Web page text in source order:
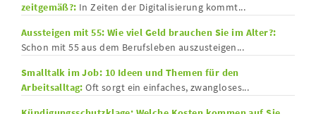
zeitgemäß?: In Zeiten der Digitalisierung kommt...
Aussteigen mit 55: Wie viel Geld brauchen Sie im Alter?:
Schon mit 55 aus dem Berufsleben auszusteigen...
Smalltalk im Job: 10 Ideen und Themen für den
Arbeitsalltag: Oft sorgt ein einfaches, zwangloses...